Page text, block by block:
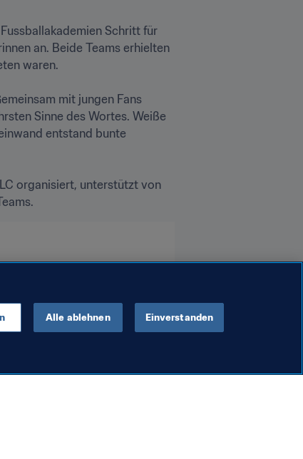
Schritt für
an. Beide Teams erhielten
waren.
mit jungen Fans
Sinne des Wortes. Weiße
entstand bunte
organisiert, unterstützt von
Alle ablehnen Einverstanden